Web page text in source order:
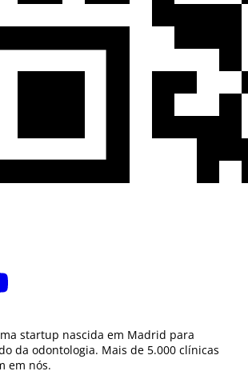
startup nascida em Madrid para
da odontologia. Mais de 5.000 clínicas
em nós.